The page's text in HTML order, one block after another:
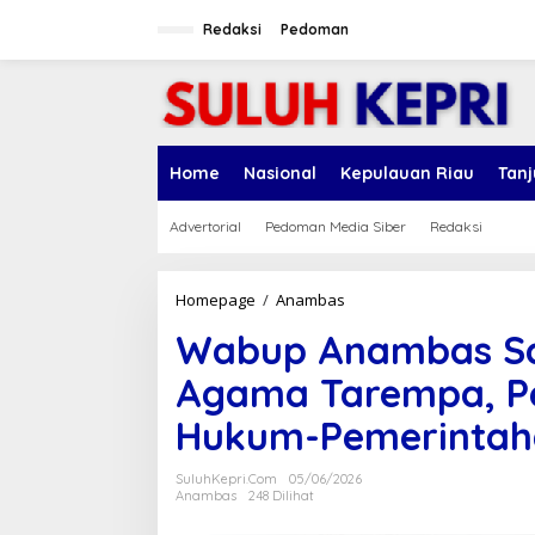
Redaksi Pedoman
Home Nasional Kepulauan Riau
Advertorial Pedoman Media Siber Redaksi
Homepage / Anambas
b
u
p
A
n
a
m
Wabup Anambas
Agama Tarempa,
Hukum-
SuluhKepri.com
05/06/2026
Anambas
248 Dilihat